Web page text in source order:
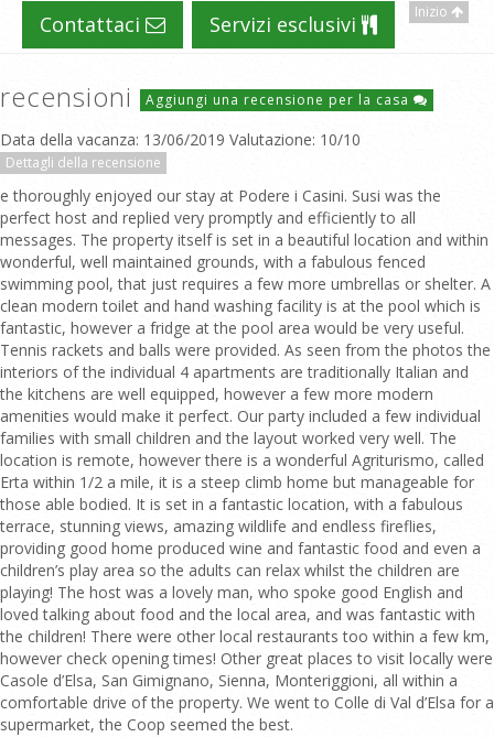
Inizio
Contattaci Servizi esclusivi
recensioni Aggiungi una recensione per la casa
Data della vacanza: 13/06/2019 Valutazione: 10/10
Dettagli della recensione
e thoroughly enjoyed our stay at Podere i Casini. Susi was the
perfect host and replied very promptly and efficiently to all
messages. The property itself is set in a beautiful location and within
wonderful, well maintained grounds, with a fabulous fenced
swimming pool, that just requires a few more umbrellas or shelter. A
clean modern toilet and hand washing facility is at the pool which is
fantastic, however a fridge at the pool area would be very useful.
Tennis rackets and balls were provided. As seen from the photos the
interiors of the individual 4 apartments are traditionally Italian and
the kitchens are well equipped, however a few more modern
amenities would make it perfect. Our party included a few individual
families with small children and the layout worked very well. The
location is remote, however there is a wonderful Agriturismo, called
Erta within 1/2 a mile, it is a steep climb home but manageable for
those able bodied. It is set in a fantastic location, with a fabulous
terrace, stunning views, amazing wildlife and endless fireflies,
providing good home produced wine and fantastic food and even a
children’s play area so the adults can relax whilst the children are
playing! The host was a lovely man, who spoke good English and
loved talking about food and the local area, and was fantastic with
the children! There were other local restaurants too within a few km,
however check opening times! Other great places to visit locally were
Casole d’Elsa, San Gimignano, Sienna, Monteriggioni, all within a
comfortable drive of the property. We went to Colle di Val d’Elsa for a
supermarket, the Coop seemed the best.